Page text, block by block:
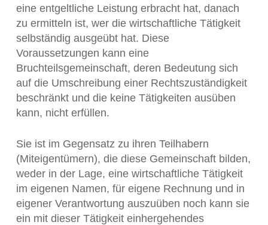
eine entgeltliche Leistung erbracht hat, danach
zu ermitteln ist, wer die wirtschaftliche Tätigkeit
selbständig ausgeübt hat. Diese
Voraussetzungen kann eine
Bruchteilsgemeinschaft, deren Bedeutung sich
auf die Umschreibung einer Rechtszuständigkeit
beschränkt und die keine Tätigkeiten ausüben
kann, nicht erfüllen.
Sie ist im Gegensatz zu ihren Teilhabern
(Miteigentümern), die diese Gemeinschaft bilden,
weder in der Lage, eine wirtschaftliche Tätigkeit
im eigenen Namen, für eigene Rechnung und in
eigener Verantwortung auszuüben noch kann sie
ein mit dieser Tätigkeit einhergehendes